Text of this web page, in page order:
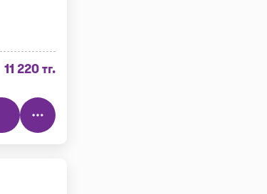
11 220 тг.